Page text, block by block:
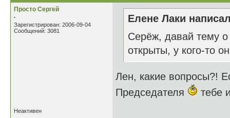
Просто Сергей
.
Зарегистрирован: 2006-09-04
Сообщений: 3081
Елене Лаки
Серёж, давай тему о
открыты, у кого-то
Лен, какие вопросы?!
Председателя
тебе
Неактивен